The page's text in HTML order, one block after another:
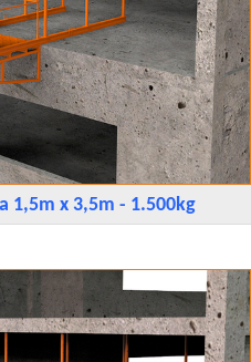
1,5m x 3,5m - 1.500kg